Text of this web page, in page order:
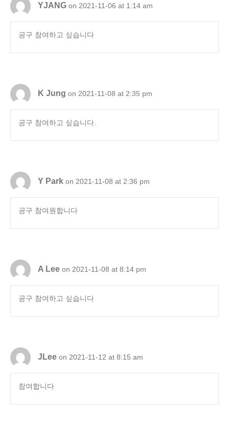
YJANG on 2021-11-06 at 1:14 am
공구 참여하고 싶습니다
K Jung on 2021-11-08 at 2:35 pm
공구 참여하고 싶습니다.
Y Park on 2021-11-08 at 2:36 pm
공구 참여원합니다
A Lee on 2021-11-08 at 8:14 pm
공구 참여하고 싶습니다
JLee on 2021-11-12 at 8:15 am
참여합니다